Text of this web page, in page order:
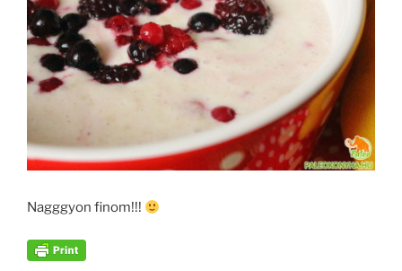
Nagggyon finom!!!